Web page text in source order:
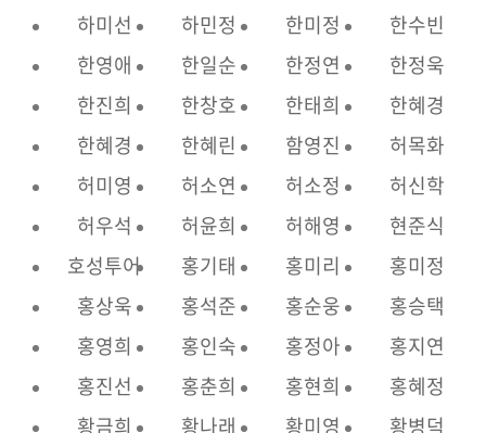
하미선
하민정 한미정
한수빈
한영애
한일순 한정연
한정욱
한진희
한창호 한태희
한혜경
한혜경
한혜린 함영진
허목화
허미영
허소연 허소정
허신학
허우석
허윤희 허해영
현준식
호성투어
홍기태 홍미리
홍미정
홍상욱
홍석준 홍순웅
홍승택
홍영희
홍인숙 홍정아
홍지연
홍진선
홍춘희 홍현희
홍혜정
황금희
황나래 황미영
황병덕